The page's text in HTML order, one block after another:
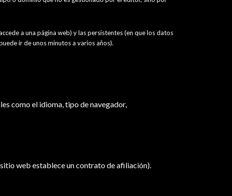
a una página web) y las persistentes (en que los datos
ir de unos minutos a varios años).
como el idioma, tipo de navegador,
web establece un contrato de afiliación).